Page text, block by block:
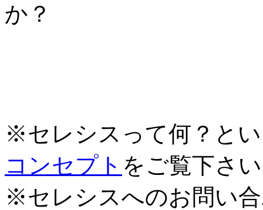
か？
※セレシスって何？と
コンセプト をご覧下さ
※セレシスへのお問い